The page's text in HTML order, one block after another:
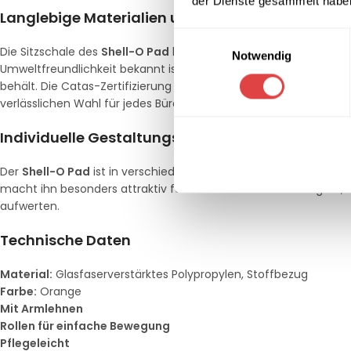
Notwendig
Langlebige Materialien und erstklassige
Die Sitzschale des Shell-O Pad besteht aus strapazierfähigem,
Umweltfreundlichkeit bekannt ist. Diese robuste Konstruktion
behält. Die Catas-Zertifizierung garantiert, dass der Stuhl
verlässlichen Wahl für jedes Büro macht.
Individuelle Gestaltungsmöglichkeiten
Der Shell-O Pad ist in verschiedenen Stofffarben erhältlich,
macht ihn besonders attraktiv für Unternehmen und Designer,
aufwerten.
Technische Daten
Material: Glasfaserverstärktes Polypropylen, Stoffbezug
Farbe: Orange
Mit Armlehnen
Rollen für einfache Bewegung
Pflegeleicht